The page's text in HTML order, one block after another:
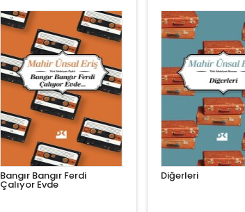
Bangır Bangır Ferdi
Çalıyor Evde
Diğerleri